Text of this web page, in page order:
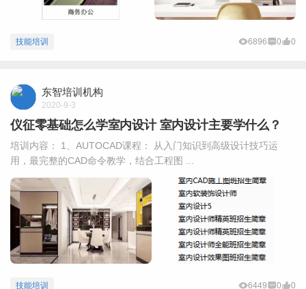
技能培训 6896 0 0
东智培训机构
2020-9-3
仪征零基础怎么学室内设计 室内设计主要学什么？
培训内容： 1、AUTOCAD课程： 从入门知识到高级设计技巧运
用，最完整的CAD命令教学，结合工程图 ...
技能培训 6449 0 0